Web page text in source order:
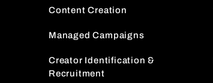
Content Creation
Managed Campaigns
Creator Identification &
Recruitment